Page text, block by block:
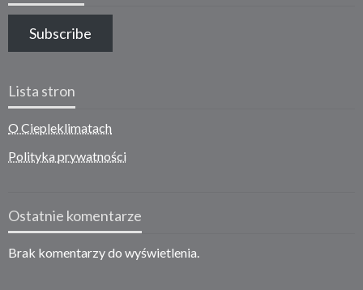
Subscribe
Lista stron
O Ciepleklimatach
Polityka prywatności
Ostatnie komentarze
Brak komentarzy do wyświetlenia.